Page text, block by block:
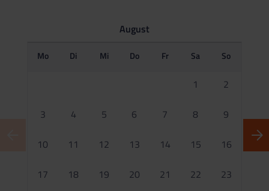
August
Mo Di Mi Do Fr Sa So
1 2
3 4 5 6 7 8 9
10 11 12 13 14 15 16
17 18 19 20 21 22 23